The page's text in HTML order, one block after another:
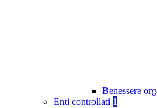
Benessere
Enti controllati 1